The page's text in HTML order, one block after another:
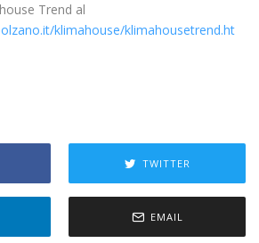
Trend al
klimahouse/klimahousetrend.ht
TWITTER
EMAIL